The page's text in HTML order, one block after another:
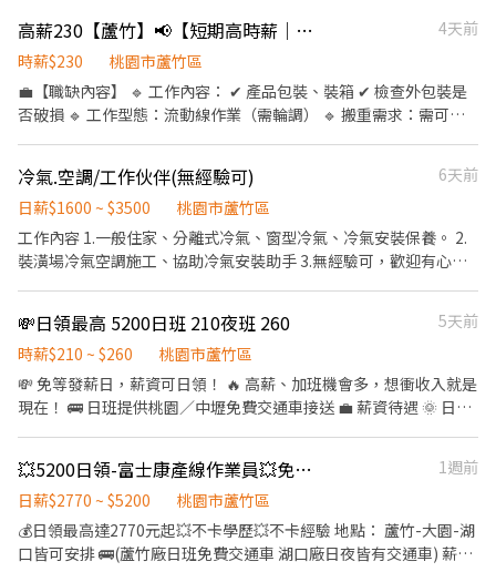
📆休假制度-周休二日 💰發薪制度-每月10號發薪(薪資可以達6萬~8
萬) ☑️日班-08:00~17:30 (加班18:00~20:00) ☑️夜班-20:00~ 05:30(加
班06:00~08:00) 🍱午餐用餐-12:00~13:30 ⭐⭐⭐日領金額⭐⭐⭐ 💸日
班8H 1500 💸日班12H 2000 💸夜班8H 1800 💸夜班12H 2500 🍱中
元
高薪230【蘆竹】📢【短期高時薪｜洗衣精球包裝員｜可週領】📢
4天前
時薪$230
桃園市蘆竹區
💼【職缺內容】 🔹 工作內容： ✔ 產品包裝、裝箱 ✔ 檢查外包裝是
否破損 🔹 工作型態：流動線作業（需輪調） 🔹 搬重需求：需可搬
17:00 ━━━━━━━━━━━━━━ 💰【薪資待遇】 時薪220 +
專案津貼10元 = 💵 230元/時 🍱 餐費扣50元/天 💵 支薪方式：可週
領全薪 ━━━━━━━━━━━━━━ 📅【休假制度】 週休二日
🍱【用餐方式】 統一訂便當 🚗【交通資訊】 ✔ 廠區內有機車停車位
及安全鞋（公司提供） ✔ 不可留長指甲、塗指甲油 ✔ 不可配戴手
錶、戒指、耳環、項鍊等飾品 ━━━━━━━━━━━━━━ 📌 短
🔽🔽如何應徵?🔽🔽🔽 應徵方式👉趕快點連結留言報名喔！
https://lin.ee/L61OXnF 或加 @nhy5896h ♡截圖職缺文♡私訊留
下 ⌜姓名✚電話 指名安小姐
冷氣.空調/工作伙伴(無經驗可)
6天前
日薪$1600 ~ $3500
桃園市蘆竹區
工作內容 1.一般住家、分離式冷氣、窗型冷氣、冷氣安裝保養。 2.
裝潢場冷氣空調施工、協助冷氣安裝助手 3.無經驗可，歡迎有心學
💸日領最高 5200日班 210夜班 260
5天前
時薪$210 ~ $260
桃園市蘆竹區
💸 免等發薪日，薪資可日領！ 🔥 高薪、加班機會多，想衝收入就是
現在！ 🚌 日班提供桃園／中壢免費交通車接送 💼 薪資待遇 🌞 日班
最高約 5200 元 🔥 ✨ 工作時間 🌞 日班08:00－17:30（加班至
20:00） 🌙 夜班20:00－05:30（加班至 08:00） 🎁 福利待遇 ✅ 加班
機會多 ✅ 提供宿舍 ✅ 廠區免費供餐 ✅ 日班免費交通車接送 📢 另徵
安檢人員，歡迎洽詢！ 💬【快速應徵】 ☎️ 盧先生:0981-757-569 📱
ID：0981757569 🔗 點擊了解更多職缺： https://lin.ee/l3OtdcS
💥5200日領-富士康產線作業員💥免費供餐💥提供住宿可日領
1週前
日薪$2770 ~ $5200
桃園市蘆竹區
💰日領最高達2770元起💥不卡學歷💥不卡經驗 地點： 蘆竹-大園-湖
口皆可安排 🚌(蘆竹廠日班免費交通車 湖口廠日夜皆有交通車) 薪